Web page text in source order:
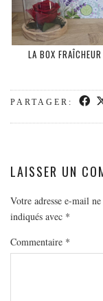
LA BOX
PARTAGER:
LAISSER UN
Votre adresse e-mail
indiqués avec *
Commentaire *